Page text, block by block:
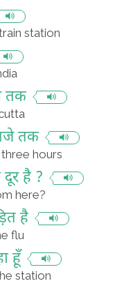
station
तक
तक
hours
है ?
here?
है
flu
हूँ
station